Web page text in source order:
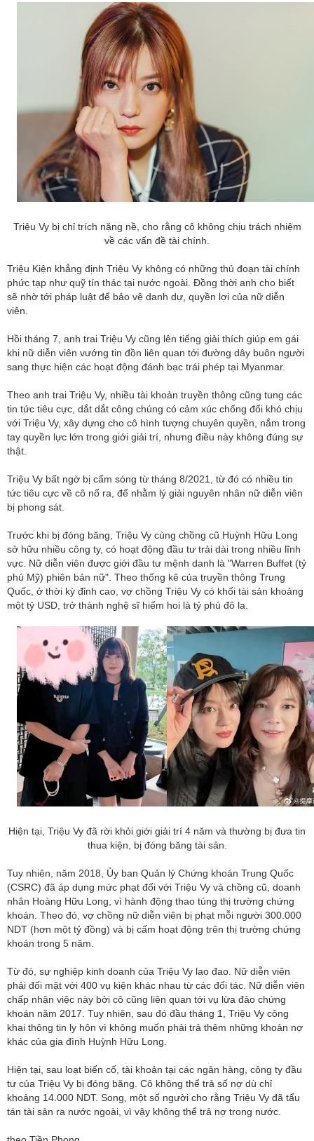
Triệu Vy bị chỉ trích nặng nề, cho rằng cô không chịu trách nhiệm
về các vấn đề tài chính.
Triệu Kiện khẳng định Triệu Vy không có những thủ đoạn tài chính
phức tạp như quỹ tín thác tại nước ngoài. Đồng thời anh cho biết
sẽ nhờ tới pháp luật để bảo vệ danh dự, quyền lợi của nữ diễn
viên.
Hồi tháng 7, anh trai Triệu Vy cũng lên tiếng giải thích giúp em gái
khi nữ diễn viên vướng tin đồn liên quan tới đường dây buôn người
sang thực hiện các hoạt động đánh bạc trái phép tại Myanmar.
Theo anh trai Triệu Vy, nhiều tài khoản truyền thông cũng tung các
tin tức tiêu cực, dắt dắt công chúng có cảm xúc chống đối khó chịu
với Triệu Vy, xây dựng cho cô hình tượng chuyên quyền, nắm trong
tay quyền lực lớn trong giới giải trí, nhưng điều này không đúng sự
thật.
Triệu Vy bất ngờ bị cấm sóng từ tháng 8/2021, từ đó có nhiều tin
tức tiêu cực về cô nổ ra, để nhằm lý giải nguyên nhân nữ diễn viên
bị phong sát.
Trước khi bị đóng băng, Triệu Vy cùng chồng cũ Huỳnh Hữu Long
sở hữu nhiều công ty, có hoạt động đầu tư trải dài trong nhiều lĩnh
vực. Nữ diễn viên được giới đầu tư mệnh danh là "Warren Buffet (tỷ
phú Mỹ) phiên bản nữ". Theo thống kê của truyền thông Trung
Quốc, ở thời kỳ đỉnh cao, vợ chồng Triệu Vy có khối tài sản khoảng
một tỷ USD, trở thành nghệ sĩ hiếm hoi là tỷ phú đô la.
Hiện tại, Triệu Vy đã rời khỏi giới giải trí 4 năm và thường bị đưa tin
thua kiện, bị đóng băng tài sản.
Tuy nhiên, năm 2018, Ủy ban Quản lý Chứng khoán Trung Quốc
(CSRC) đã áp dụng mức phạt đối với Triệu Vy và chồng cũ, doanh
nhân Hoàng Hữu Long, vì hành động thao túng thị trường chứng
khoán. Theo đó, vợ chồng nữ diễn viên bị phạt mỗi người 300.000
NDT (hơn một tỷ đồng) và bị cấm hoạt động trên thị trường chứng
khoán trong 5 năm.
Từ đó, sự nghiệp kinh doanh của Triệu Vy lao đao. Nữ diễn viên
phải đối mặt với 400 vụ kiện khác nhau từ các đối tác. Nữ diễn viên
chấp nhận việc này bởi cô cũng liên quan tới vụ lừa đảo chứng
khoán năm 2017. Tuy nhiên, sau đó đầu tháng 1, Triệu Vy công
khai thông tin ly hôn vì không muốn phải trả thêm những khoản nợ
khác của gia đình Huỳnh Hữu Long.
Hiện tại, sau loạt biến cố, tài khoản tại các ngân hàng, công ty đầu
tư của Triệu Vy bị đóng băng. Cô không thể trả số nợ dù chỉ
khoảng 14.000 NDT. Song, một số người cho rằng Triệu Vy đã tẩu
tán tài sản ra nước ngoài, vì vậy không thể trả nợ trong nước.